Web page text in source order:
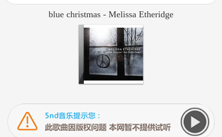
blue christmas - Melissa Etheridge